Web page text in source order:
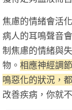
焦慮的情緒會活
病人的耳鳴聲音
制焦慮的情緒與
物。 相應神經調
鳴惡化的狀況，
改善疾病，你就